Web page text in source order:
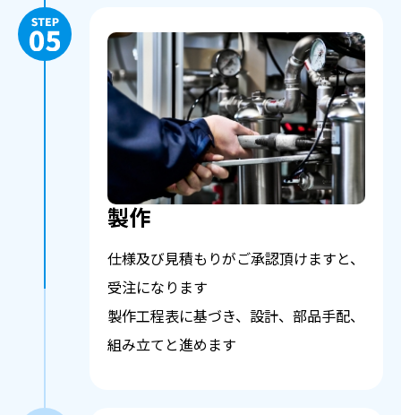
製作
仕様及び見積もりがご承認頂けますと、
受注になります
製作工程表に基づき、設計、部品手配、
組み立てと進めます